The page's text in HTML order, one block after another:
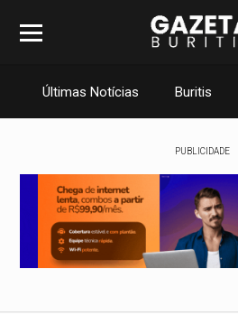
Últimas Notícias Buritis
PUBLICIDADE